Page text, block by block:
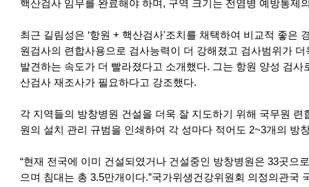
핵산검사 임무를 완료해야 하며, 구역 크기는 전염병 예방통제
최근 길림성은 ‘항원 + 핵산검사'조치를 채택하여 비교적 좋은
원검사의 련합사용으로 검사능력이 더 강해졌고 검사범위가
발견하는 속도가 더 빨라졌다고 소개했다. 그는 항원 양성 검사
산검사 재조사가 필요하다고 강조했다.
각 지역들의 방창병원 건설을 더욱 잘 지도하기 위해 국무원
원의 설치 관리 규범을 인쇄하여 각 성마다 적어도 2~3개의 방
“현재 전국에 이미 건설되였거나 건설중인 방창병원은 33곳으
으며 침대는 총 3.5만개이다.”국가위생건강위원회 의정의관국